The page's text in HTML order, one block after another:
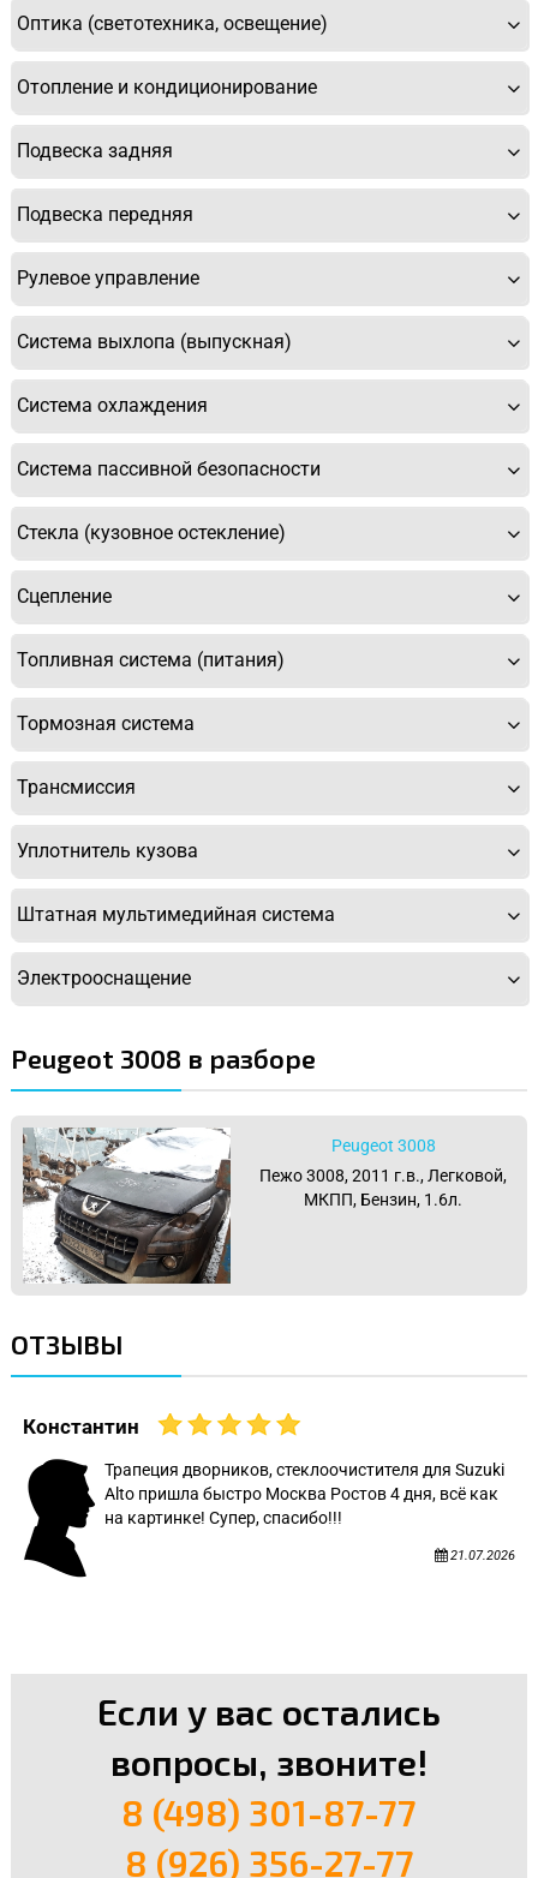
Оптика (светотехника, освещение)
Отопление и кондиционирование
Подвеска задняя
Подвеска передняя
Рулевое управление
Система выхлопа (выпускная)
Система охлаждения
Система пассивной безопасности
Стекла (кузовное остекление)
Сцепление
Топливная система (питания)
Тормозная система
Трансмиссия
Уплотнитель кузова
Штатная мультимедийная система
Электрооснащение
Peugeot 3008 в разборе
Peugeot 3008
Пежо 3008, 2011 г.в., Легковой,
МКПП, Бензин, 1.6л.
ОТЗЫВЫ
Константин
Трапеция дворников, стеклоочистителя для Suzuki
Alto пришла быстро Москва Ростов 4 дня, всё как
на картинке! Супер, спасибо!!!
21.07.2026
Если у вас остались
вопросы, звоните!
8 (498) 301-87-77
8 (926) 356-27-77